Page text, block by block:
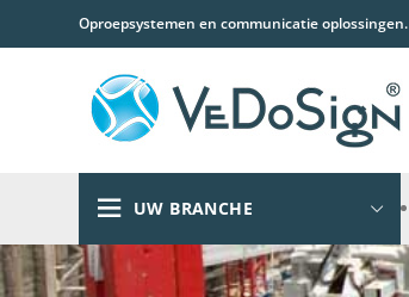
Oproepsystemen en communicatie oplossingen.
UW BRANCHE